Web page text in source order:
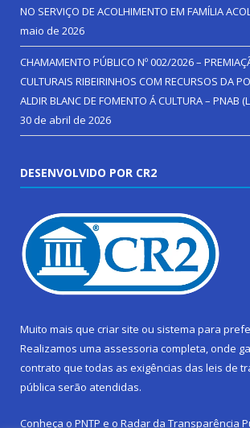
NO SERVIÇO DE ACOLHIMENTO EM FAMÍLIA
maio de 2026
CHAMAMENTO PÚBLICO Nº 002/2026 –
CULTURAIS RIBEIRINHOS COM RECURSOS DA
ALDIR BLANC DE FOMENTO Á CULTURA – PNAB
30 de abril de 2026
DESENVOLVIDO POR CR2
Muito mais que criar site ou sistema para
Realizamos uma assessoria completa, onde
contrato que todas as exigências das leis de
pública serão atendidas.
Conheça o PNTP e o Radar da Transparência